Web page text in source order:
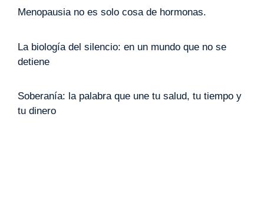
Menopausia no es solo cosa de hormonas.
La biología del silencio: en un mundo que no se
detiene
Soberanía: la palabra que une tu salud, tu tiempo y
tu dinero